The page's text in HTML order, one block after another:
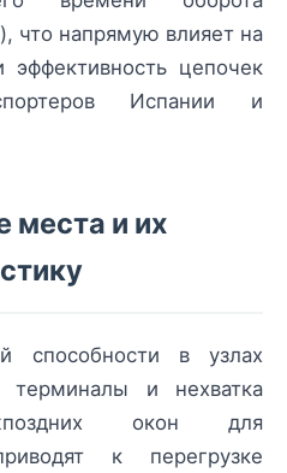
что напрямую влияет на
эффективность цепочек
Испании и
места и их
способности в узлах
терминалы и нехватка
окон для
к перегрузке